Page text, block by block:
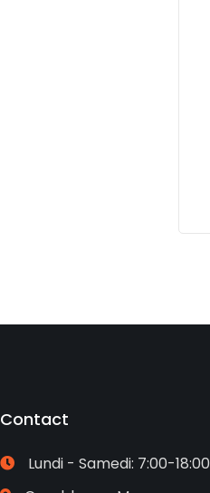
Contact
Lundi - Samedi: 7:00-18:00